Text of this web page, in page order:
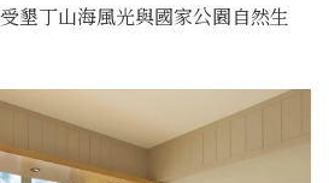
墾丁山海風光與國家公園自然生